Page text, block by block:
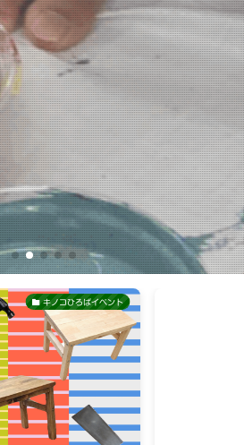
キノコひろばイベント